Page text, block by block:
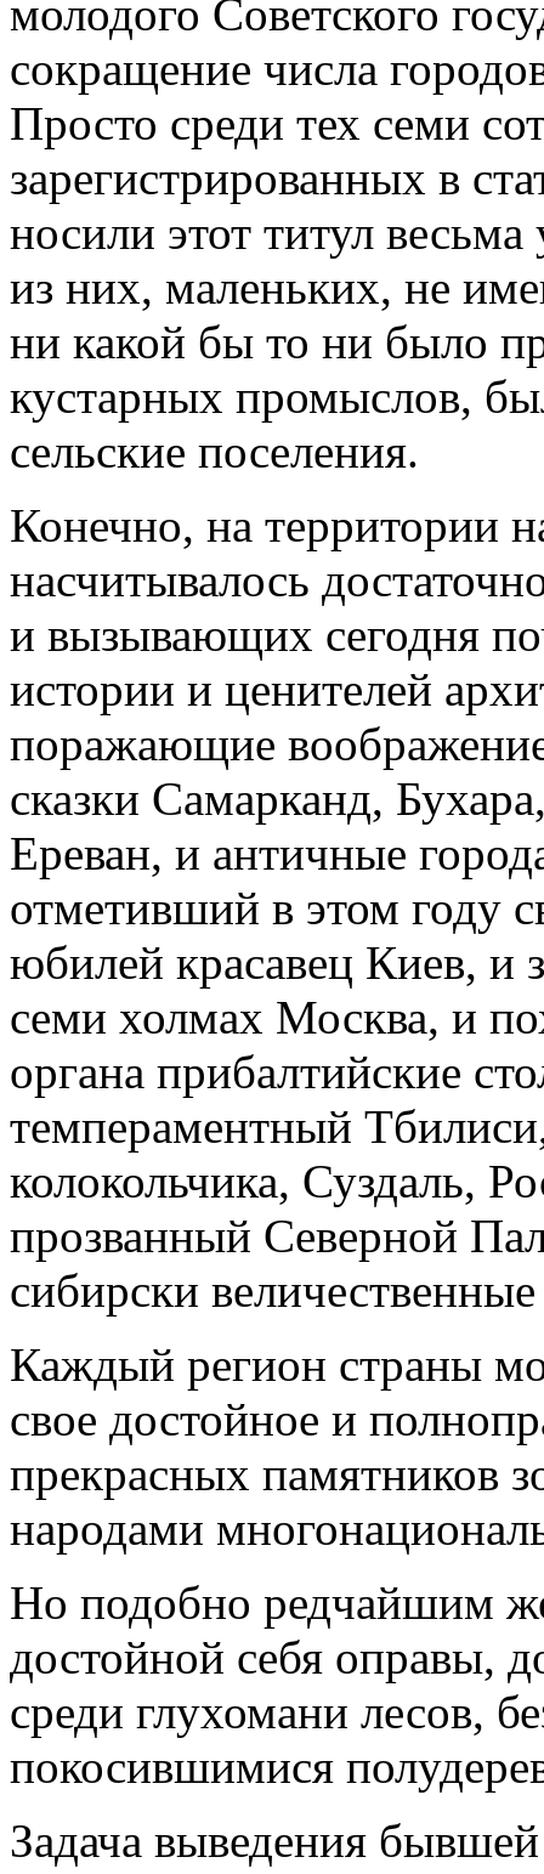
молодого Советского
сокращение числа
Просто среди тех семи
зарегистрированных в
носили этот титул
из них, маленьких, не
ни какой бы то ни было
кустарных промыслов,
сельские поселения.
Конечно, на территории
насчитывалось
и вызывающих сегодня
истории и ценителей
поражающие воображение
сказки Самарканд,
Ереван, и античные
отметивший в этом году
юбилей красавец Киев, и
семи холмах Москва, и
органа прибалтийские
темпераментный
колокольчика, Суздаль,
прозванный Северной
сибирски
Каждый регион страны
свое достойное и
прекрасных памятников
народами
Но подобно редчайшим
достойной себя оправы,
среди глухомани лесов,
покосившимися
Задача выведения